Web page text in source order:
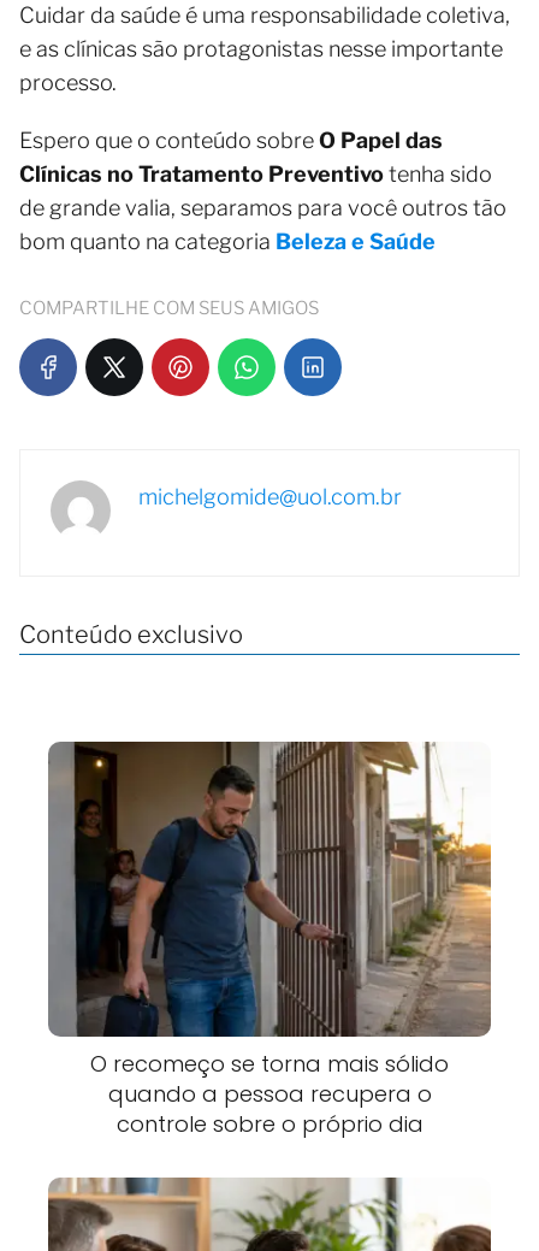
Cuidar da saúde é uma responsabilidade coletiva,
e as clínicas são protagonistas nesse importante
processo.
Espero que o conteúdo sobreO Papel das
Clínicas no Tratamento Preventivotenha sido
de grande valia, separamos para você outros tão
bom quanto na categoria Beleza e Saúde
COMPARTILHE COM SEUS AMIGOS
michelgomide@uol.com.br
Conteúdo exclusivo
O recomeço se torna mais sólido
quando a pessoa recupera o
controle sobre o próprio dia